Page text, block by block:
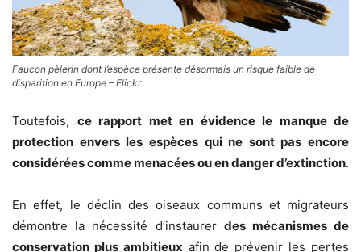
Faucon pèlerin dont l’espèce présente désormais un risque faible de
disparition en Europe – Flickr
Toutefois, ce rapport met en évidence le manque de
protection envers les espèces qui ne sont pas encore
considérées comme menacées ou en danger d’extinction.
En effet, le déclin des oiseaux communs et migrateurs
démontre la nécessité d’instaurer des mécanismes de
conservation plus ambitieux afin de prévenir les pertes